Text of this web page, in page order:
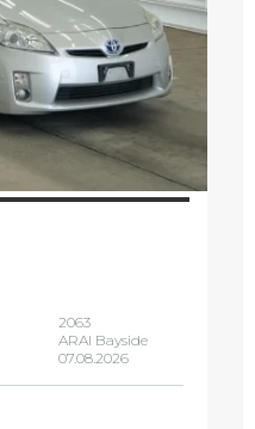
2063
ARAI Bayside
07.08.2026